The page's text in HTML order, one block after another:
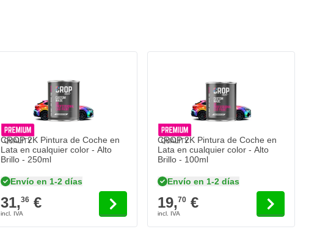
CROP 2K Pintura de Coche en
Lata en cualquier color - Alto
Brillo - 250ml
Envío en 1-2 días
31,36€
CROP 2K Pintura de Coche en
Lata en cualquier color - Alto
Brillo - 100ml
Envío en 1-2 días
19,70 €